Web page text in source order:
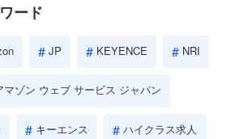
ード
JP KEYENCE NRI
マゾン ウェブ サービス ジャパン
キーエンス ハイクラス求人